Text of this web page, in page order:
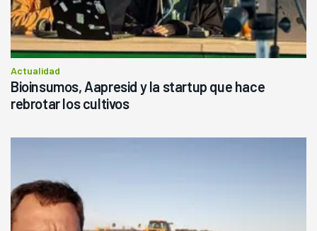
Actualidad
Bioinsumos, Aapresid y la startup que hace
rebrotar los cultivos